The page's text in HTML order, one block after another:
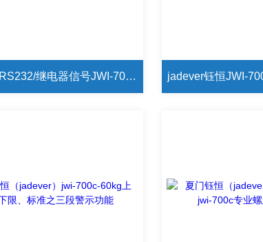
同时连接RS232/继电器信号JWI-700C电子秤60kg/2g钰恒电子秤